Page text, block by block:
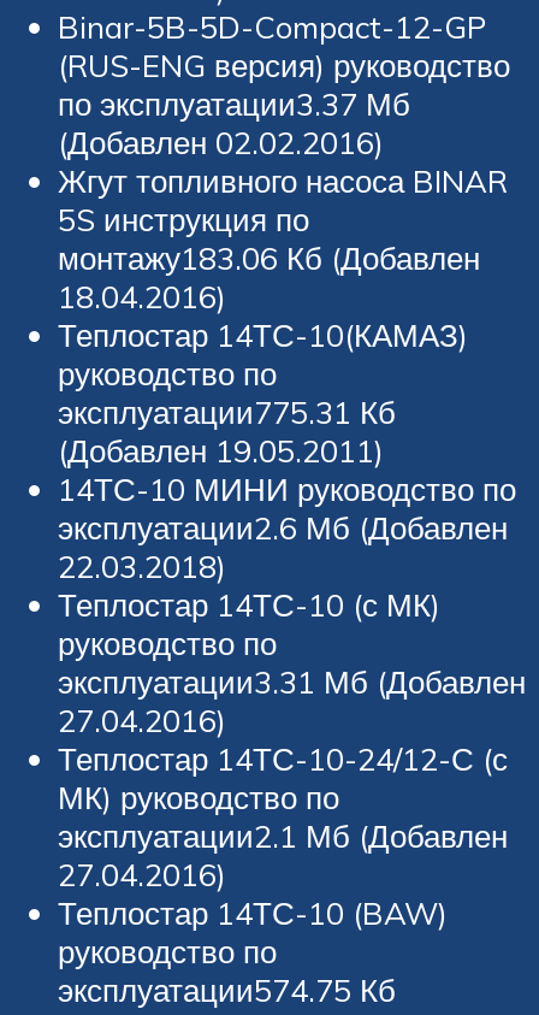
Binar-5B-5D-Compact-12-GP
(RUS-ENG версия) руководство
по эксплуатации3.37 Мб
(Добавлен 02.02.2016)
Жгут топливного насоса BINAR
5S инструкция по
монтажу183.06 Кб (Добавлен
18.04.2016)
Теплостар 14ТС-10(КАМАЗ)
руководство по
эксплуатации775.31 Кб
(Добавлен 19.05.2011)
14ТС-10 МИНИ руководство по
эксплуатации2.6 Мб (Добавлен
22.03.2018)
Теплостар 14ТС-10 (с МК)
руководство по
эксплуатации3.31 Мб (Добавлен
27.04.2016)
Теплостар 14ТС-10-24/12-С (с
МК) руководство по
эксплуатации2.1 Мб (Добавлен
27.04.2016)
Теплостар 14ТС-10 (BAW)
руководство по
эксплуатации574.75 Кб